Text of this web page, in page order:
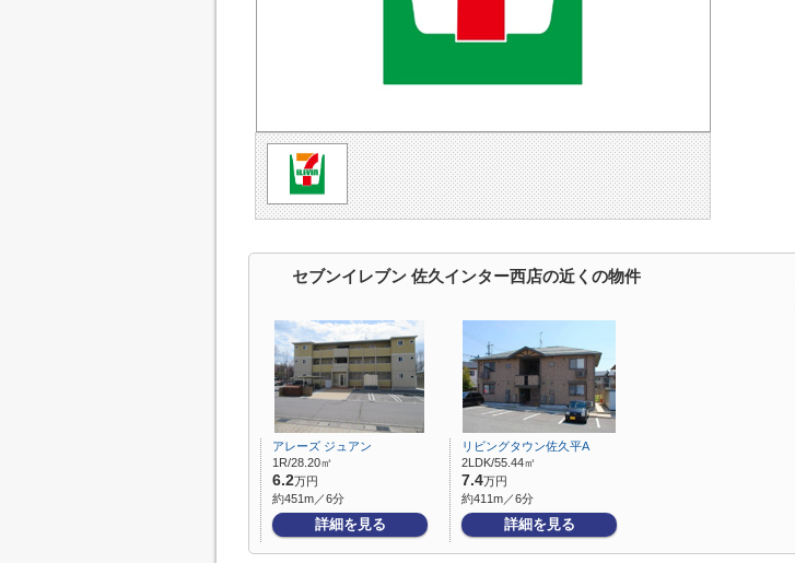
セブンイレブン 佐久インター西店の近くの物件
アレーズ ジュアン
1R/28.20㎡
6.2万円
約451m／6分
詳細を見る
リビングタウン佐久平A
2LDK/55.44㎡
7.4万円
約411m／6分
詳細を見る